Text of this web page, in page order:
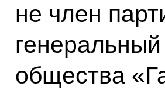
не член
общества